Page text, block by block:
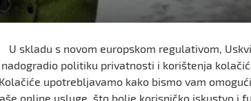
U skladu s novom europskom regulativom,
nadogradio politiku privatnosti i korištenja
upotrebljavamo kako bismo vam
online usluge, što bolje korisničko iskustvo i